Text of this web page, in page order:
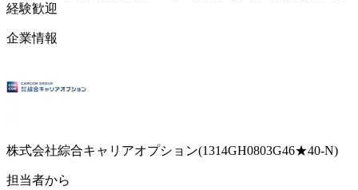
経験歓迎
企業情報
株式会社綜合キャリアオプション(1314GH0803G46★40-N)
担当者から